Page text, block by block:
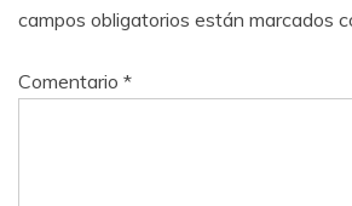
campos obligatorios están marcados
Comentario *